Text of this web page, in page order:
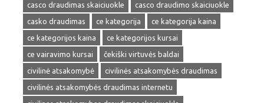
casco draudimas skaiciuokle
casco draudimo skaiciuokle
casko draudimas
ce kategorija
ce kategorija kaina
ce kategorijos kaina
ce kategorijos kursai
ce vairavimo kursai
čekiški virtuvės baldai
civilinė atsakomybė
civilinės atsakomybės draudimas
civilinės atsakomybės draudimas internetu